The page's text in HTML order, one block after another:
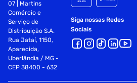
07 | Martins
Comércio e
Serviço de
Distribuição S.A.
Rua Jataí, 1150,
Aparecida,
Uberlândia / MG -
CEP 38400 - 632
Siga nossas Redes
Sociais